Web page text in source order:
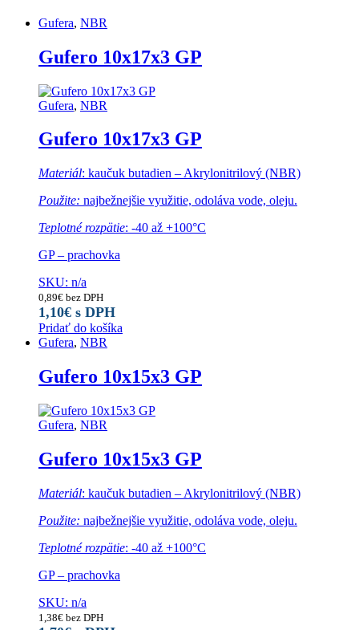
Gufera, NBR
Gufero 10x17x3 GP
Gufera, NBR
Gufero 10x17x3 GP
Materiál: kaučuk butadien – Akrylonitrilový (NBR)
Použite: najbežnejšie využitie, odoláva vode, oleju.
Teplotné rozpätie: -40 až +100°C
GP – prachovka
SKU: n/a
0,89€ bez DPH
1,10€ s DPH
Pridať do košíka
Gufera, NBR
Gufero 10x15x3 GP
Gufera, NBR
Gufero 10x15x3 GP
Materiál: kaučuk butadien – Akrylonitrilový (NBR)
Použite: najbežnejšie využitie, odoláva vode, oleju.
Teplotné rozpätie: -40 až +100°C
GP – prachovka
SKU: n/a
1,38€ bez DPH